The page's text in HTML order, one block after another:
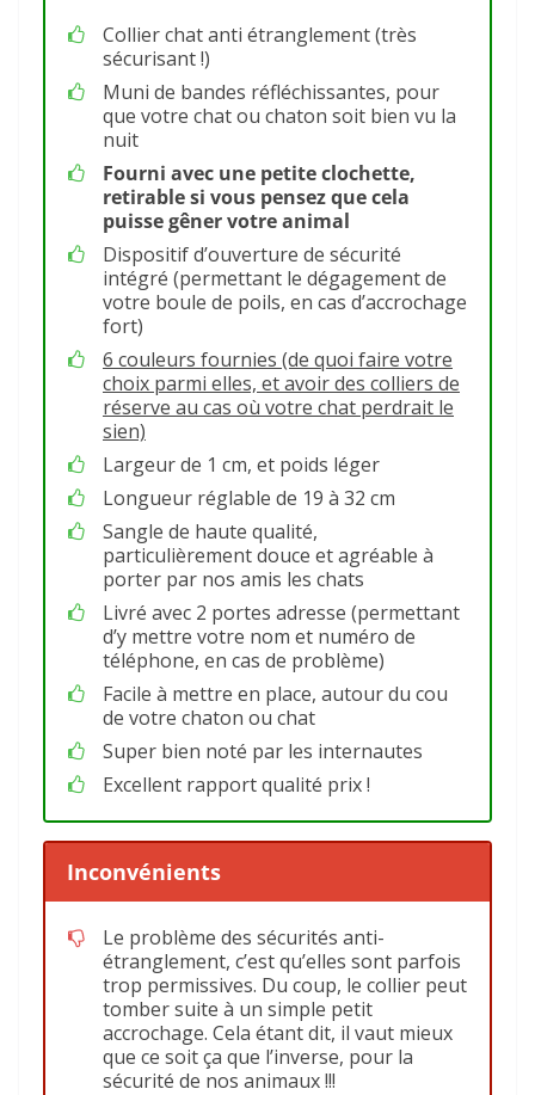
Collier chat anti étranglement (très
sécurisant !)
Muni de bandes réfléchissantes, pour
que votre chat ou chaton soit bien vu la
nuit
Fourni avec une petite clochette,
retirable si vous pensez que cela
puisse gêner votre animal
Dispositif d’ouverture de sécurité
intégré (permettant le dégagement de
votre boule de poils, en cas d’accrochage
fort)
6 couleurs fournies (de quoi faire votre
choix parmi elles, et avoir des colliers de
réserve au cas où votre chat perdrait le
sien)
Largeur de 1 cm, et poids léger
Longueur réglable de 19 à 32 cm
Sangle de haute qualité,
particulièrement douce et agréable à
porter par nos amis les chats
Livré avec 2 portes adresse (permettant
d’y mettre votre nom et numéro de
téléphone, en cas de problème)
Facile à mettre en place, autour du cou
de votre chaton ou chat
Super bien noté par les internautes
Excellent rapport qualité prix !
Inconvénients
Le problème des sécurités anti-
étranglement, c’est qu’elles sont parfois
trop permissives. Du coup, le collier peut
tomber suite à un simple petit
accrochage. Cela étant dit, il vaut mieux
que ce soit ça que l’inverse, pour la
sécurité de nos animaux !!!